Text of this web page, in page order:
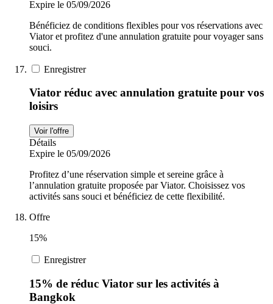
Expire le 05/09/2026
Bénéficiez de conditions flexibles pour vos réservations avec
Viator et profitez d'une annulation gratuite pour voyager sans
souci.
Enregistrer
Viator réduc avec annulation gratuite pour vos
loisirs
Voir l'offre
Détails
Expire le 05/09/2026
Profitez d’une réservation simple et sereine grâce à
l’annulation gratuite proposée par Viator. Choisissez vos
activités sans souci et bénéficiez de cette flexibilité.
Offre
15%
Enregistrer
15% de réduc Viator sur les activités à
Bangkok